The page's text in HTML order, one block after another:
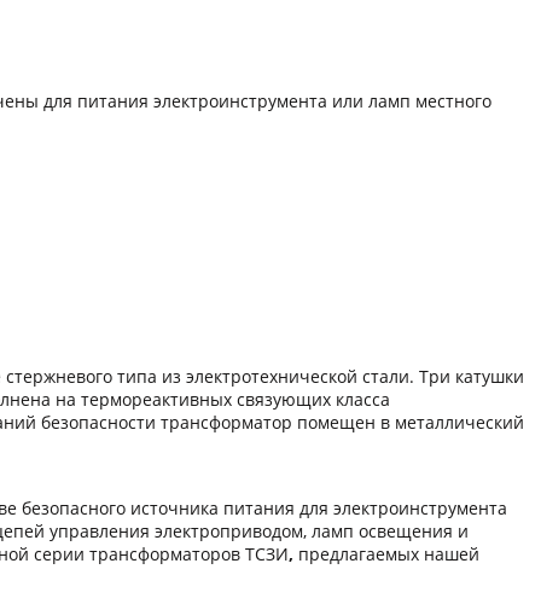
для питания электроинструмента или ламп местного
типа из электротехнической стали. Три катушки
на термореактивных связующих класса
безопасности трансформатор помещен в металлический
безопасного источника питания для электроинструмента
управления электроприводом, ламп освещения и
серии трансформаторов ТСЗИ, предлагаемых нашей